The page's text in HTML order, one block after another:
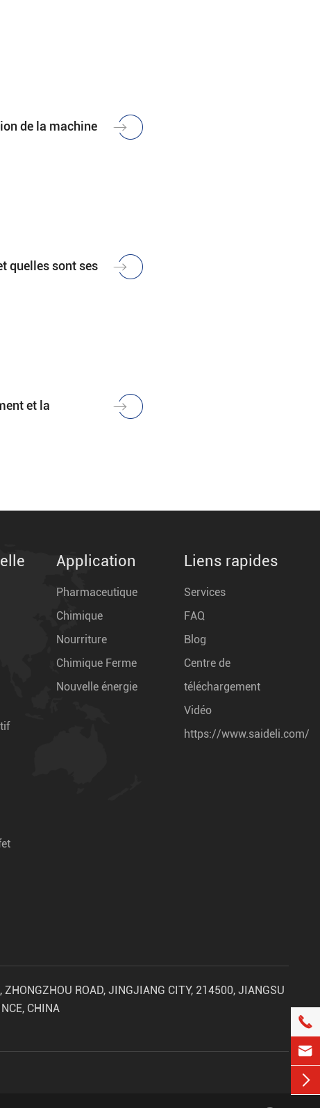
de la machine
quelles sont ses
et la
Application
Pharmaceutique
Chimique
Nourriture
Chimique Ferme
Nouvelle énergie
Liens rapides
Services
FAQ
Blog
Centre de
téléchargement
Vidéo
https://www.saideli.com/
ZHONGZHOU ROAD, JINGJIANG CITY, 214500, JIANGSU
CHINA


